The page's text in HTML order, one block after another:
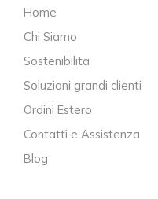
Home
Chi Siamo
Sostenibilita
Soluzioni grandi clienti
Ordini Estero
Contatti e Assistenza
Blog